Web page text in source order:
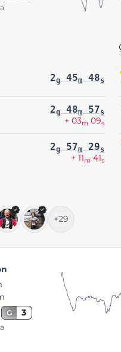
2g 45m 48s
2g 48m 57s
+ 03m 09s
2g 57m 29s
+ 11m 41s
+29
G 3